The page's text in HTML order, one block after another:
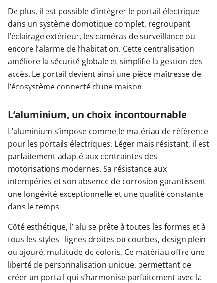
De plus, il est possible d’intégrer le portail électrique
dans un système domotique complet, regroupant
l’éclairage extérieur, les caméras de surveillance ou
encore l’alarme de l’habitation. Cette centralisation
améliore la sécurité globale et simplifie la gestion des
accès. Le portail devient ainsi une pièce maîtresse de
l’écosystème connecté d’une maison.
L’aluminium, un choix incontournable
L’aluminium s’impose comme le matériau de référence
pour les portails électriques. Léger mais résistant, il est
parfaitement adapté aux contraintes des
motorisations modernes. Sa résistance aux
intempéries et son absence de corrosion garantissent
une longévité exceptionnelle et une qualité constante
dans le temps.
Côté esthétique, l’ alu se prête à toutes les formes et à
tous les styles : lignes droites ou courbes, design plein
ou ajouré, multitude de coloris. Ce matériau offre une
liberté de personnalisation unique, permettant de
créer un portail qui s’harmonise parfaitement avec la